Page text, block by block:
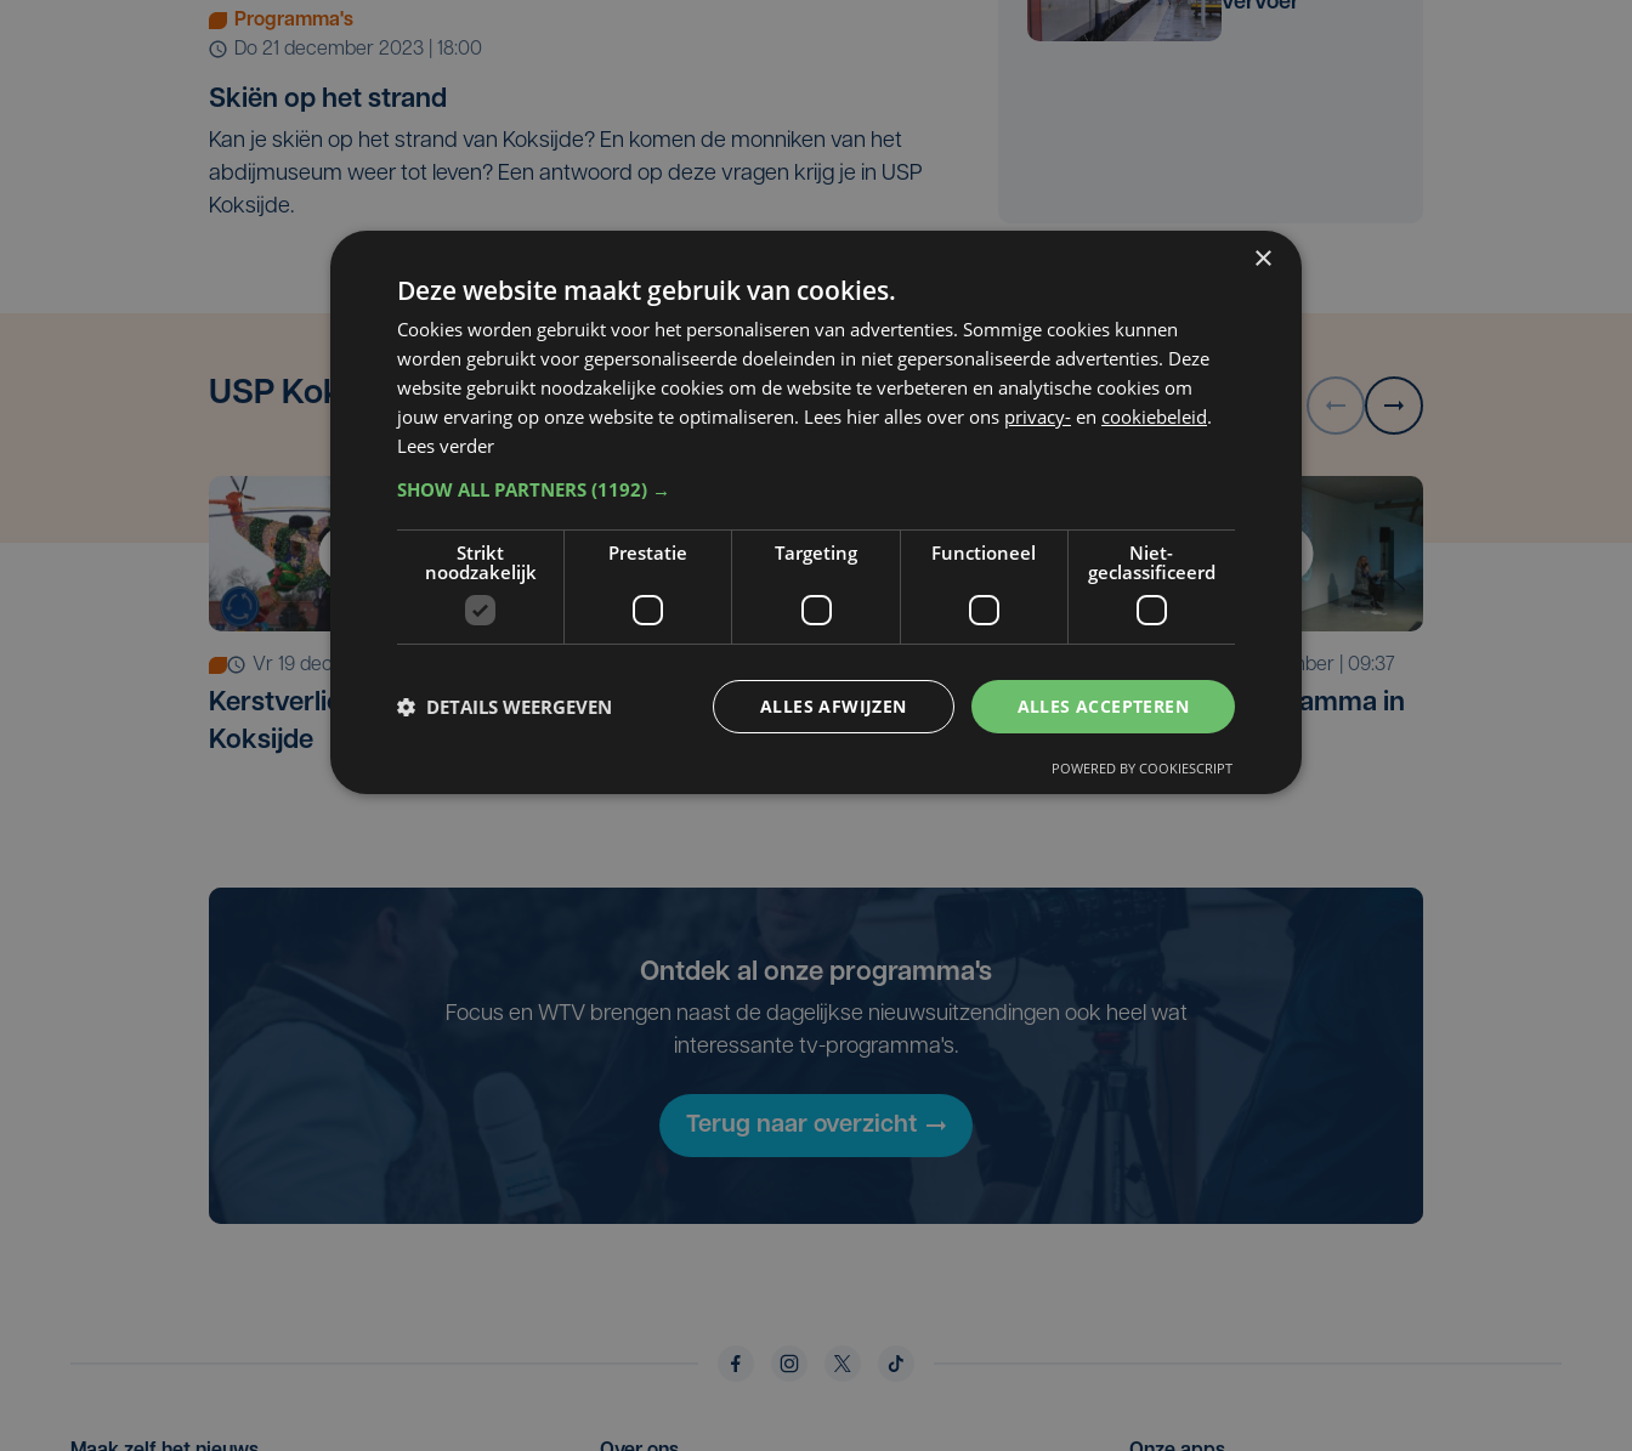
Programma's
do 21 december 2023 | 18:00
Skiën op het strand
Kan je skiën op het strand van Koksijde? En komen de monniken van het
abdijmuseum weer tot leven? Een antwoord op deze vragen krijg je in USP
Koksijde.
USP Koksijde
vr 19 december
Kerstverlichting in
Koksijde
Winterse
Op bezoek in het
Abdijmuseum in
ma 15 december | 09:37
Winterprogramma in
Koksijde
Ontdek al onze programma's
Focus en WTV brengen naast de dagelijkse nieuwsuitzendingen ook heel wat
interessante tv-programma's.
Terug naar overzicht
×
Deze website maakt gebruik van cookies.
Cookies worden gebruikt voor het personaliseren van advertenties. Sommige cookies kunnen
worden gebruikt voor gepersonaliseerde doeleinden in niet gepersonaliseerde advertenties. Deze
website gebruikt noodzakelijke cookies om de website te verbeteren en analytische cookies om
jouw ervaring op onze website te optimaliseren. Lees hier alles over ons privacy- en cookiebeleid.
Lees verder
SHOW ALL PARTNERS (1192) →
Strikt
noodzakelijk
Prestatie Targeting Functioneel
Niet-
geclassificeerd
ALLES ACCEPTEREN
ALLES AFWIJZEN
DETAILS WEERGEVEN
POWERED BY COOKIESCRIPT